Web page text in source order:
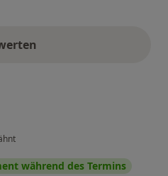
während des Termins